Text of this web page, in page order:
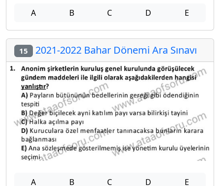
A B C D E
15 2021-2022 Bahar Dönemi Ara Sınavı
A B C D E